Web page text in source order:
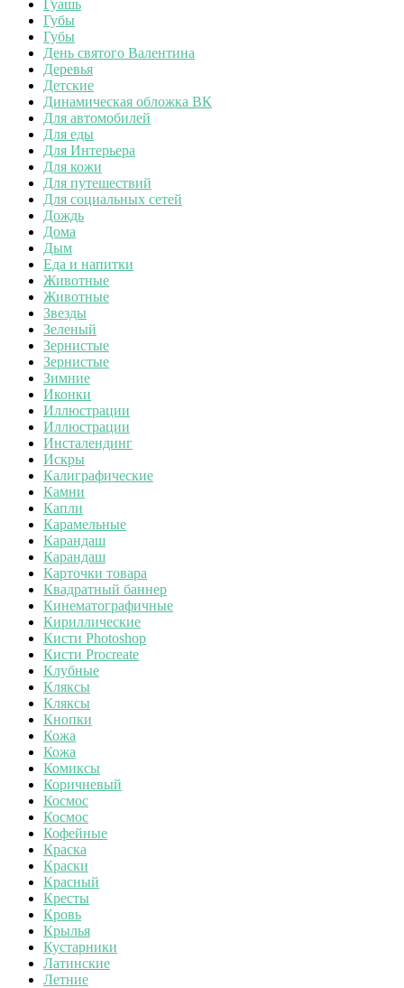
Гуашь
Губы
Губы
День святого Валентина
Деревья
Детские
Динамическая обложка ВК
Для автомобилей
Для еды
Для Интерьера
Для кожи
Для путешествий
Для социальных сетей
Дождь
Дома
Дым
Еда и напитки
Животные
Животные
Звезды
Зеленый
Зернистые
Зернистые
Зимние
Иконки
Иллюстрации
Иллюстрации
Инсталендинг
Искры
Калиграфические
Камни
Капли
Карамельные
Карандаш
Карандаш
Карточки товара
Квадратный баннер
Кинематографичные
Кириллические
Кисти Photoshop
Кисти Procreate
Клубные
Кляксы
Кляксы
Кнопки
Кожа
Кожа
Комиксы
Коричневый
Космос
Космос
Кофейные
Краска
Краски
Красный
Кресты
Кровь
Крылья
Кустарники
Латинские
Летние